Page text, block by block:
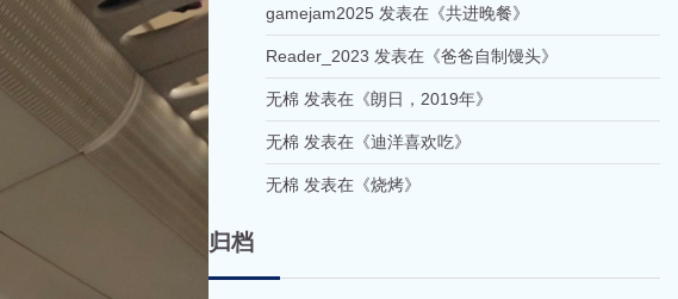
gamejam2025发表在《共进晚餐》
Reader_2023 发表在《爸爸自制馒头》
无棉 发表在《朗日，2019年》
无棉 发表在《迪洋喜欢吃》
无棉 发表在《烧烤》
归档